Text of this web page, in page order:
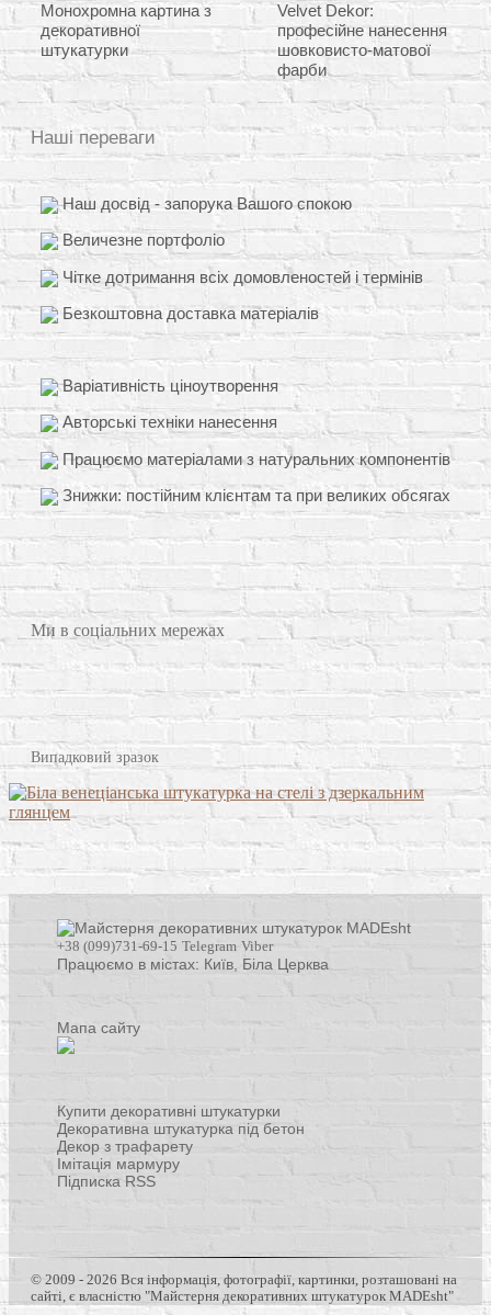
Монохромна картина з
декоративної
штукатурки
Velvet Dekor:
професійне нанесення
шовковисто-матової
фарби
Наші переваги
Наш досвід - запорука Вашого спокою
Величезне портфоліо
Чітке дотримання всіх домовленостей і термінів
Безкоштовна доставка матеріалів
Варіативність ціноутворення
Авторські техніки нанесення
Працюємо матеріалами з натуральних компонентів
Знижки: постійним клієнтам та при великих обсягах
Ми в соціальних мережах
Випадковий зразок
+38 (099)731-69-15 Telegram Viber
Працюємо в містах: Київ, Біла Церква
Мапа сайту
Купити декоративні штукатурки
Декоративна штукатурка під бетон
Декор з трафарету
Імітація мармуру
Підписка RSS
© 2009 - 2026 Вся інформація, фотографії, картинки, розташовані на
сайті, є власністю "Майстерня декоративних штукатурок MADEsht"